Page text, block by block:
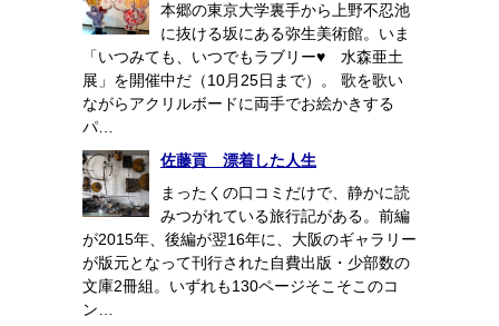
本郷の東京大学裏手から上野不忍池
に抜ける坂にある弥生美術館。いま
「いつみても、いつでもラブリー♥ 水森亜土
展」を開催中だ（10月25日まで）。 歌を歌い
ながらアクリルボードに両手でお絵かきする
パ…
佐藤貢 漂着した人生
まったくの口コミだけで、静かに読
みつがれている旅行記がある。前編
が2015年、後編が翌16年に、大阪のギャラリー
が版元となって刊行された自費出版・少部数の
文庫2冊組。いずれも130ページそこそこのコ
ン…